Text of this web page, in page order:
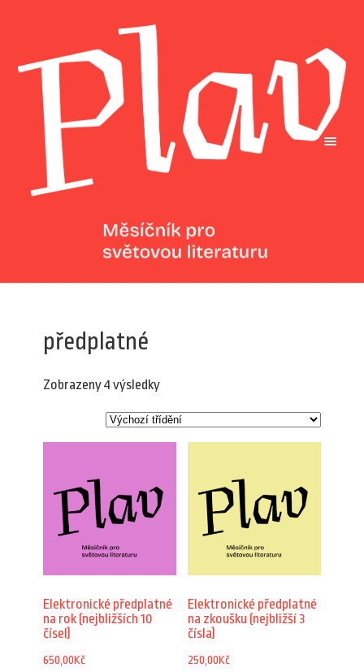
předplatné
Zobrazeny 4 výsledky
Elektronické předplatné
na rok (nejbližších 10
čísel)
650,00Kč
Elektronické předplatné
na zkoušku (nejbližší 3
čísla)
250,00Kč